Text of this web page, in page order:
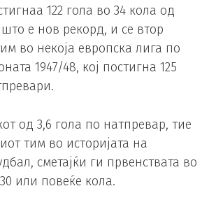
122 гола во 34 кола од
што е нов рекорд, и се втор
во некоја европска лига по
1947/48, кој постигна 125
од 3,6 гола по натпревар, тие
тим во историјата на
сметајќи ги првенствата во
или повеќе кола.